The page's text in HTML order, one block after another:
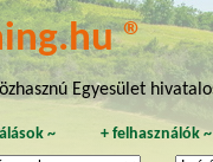
®
Egyesület
~ +felhasználók ~